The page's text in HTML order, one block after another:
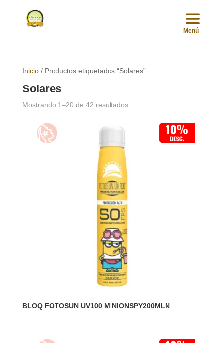
Inicio/ Productos etiquetados “Solares”
Solares
Mostrando 1–20 de 42 resultadosSorted
BLOQ FOTOSUN UV100 MINIONSPY200MLN